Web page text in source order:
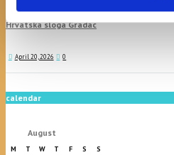
ravnatelja/ravnateljice Općinske knjižnice
Hrvatska sloga Gradac
April 20, 2026 0
calendar
August
M T W T F S S